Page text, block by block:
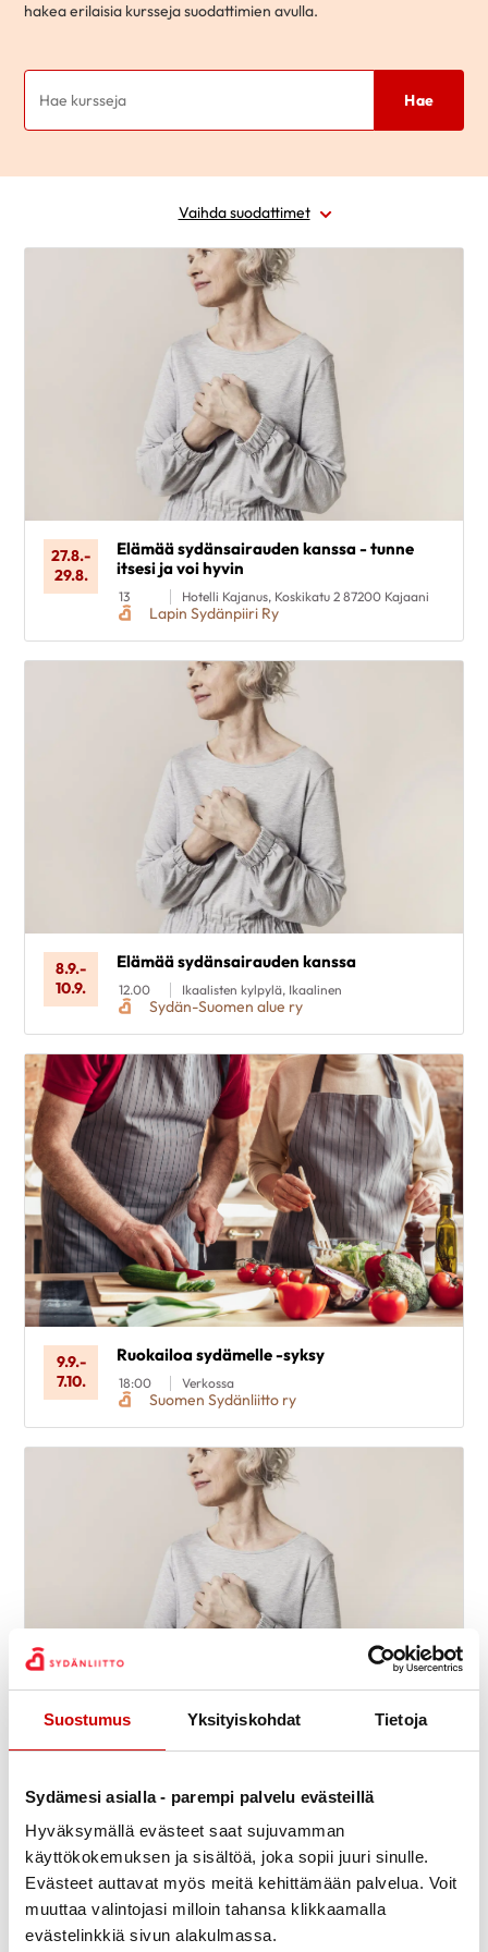
Suostumus Yksityiskohdat Tietoja
Sydämesi asialla - parempi palvelu evästeillä
Hyväksymällä evästeet saat sujuvamman
käyttökokemuksen ja sisältöä, joka sopii juuri sinulle.
Evästeet auttavat myös meitä kehittämään palvelua. Voit
muuttaa valintojasi milloin tahansa klikkaamalla
evästelinkkiä sivun alakulmassa.
hakea erilaisia kursseja suodattimien avulla.
Hae
Vaihda suodattimet
Poista valinnat
27.8.-
29.8.
Elämää sydänsairauden kanssa - tunne
itsesi ja voi hyvin
13 Hotelli Kajanus, Koskikatu 2 87200 Kajaani
Lapin Sydänpiiri Ry
8.9.-
10.9.
Elämää sydänsairauden kanssa
12.00 Ikaalisten kylpylä, Ikaalinen
Sydän-Suomen alue ry
9.9.-
7.10.
Ruokailoa sydämelle -syksy
18:00 Verkossa
Suomen Sydänliitto ry
9.9.-
Sydänkurssi vähävaraisille
Seiskarinkatu 35, 20900 TURKU
Suomen Sydänliitto ry